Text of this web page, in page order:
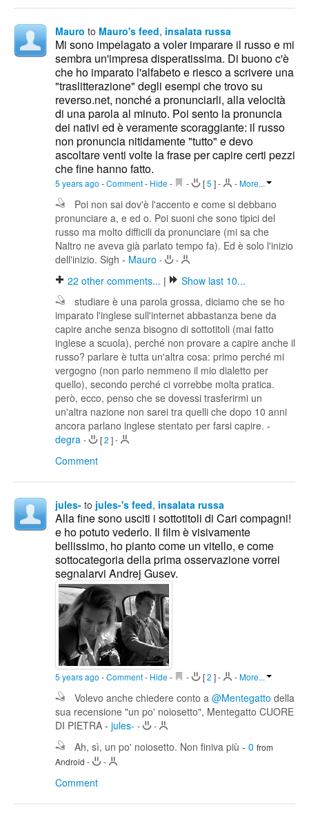
Mauro to Mauro's feed, insalata russa
Mi sono impelagato a voler imparare il russo e mi
sembra un'impresa disperatissima. Di buono c'è
che ho imparato l'alfabeto e riesco a scrivere una
"traslitterazione" degli esempi che trovo su
reverso.net, nonché a pronunciarli, alla velocità
di una parola al minuto. Poi sento la pronuncia
dei nativi ed è veramente scoraggiante: il russo
non pronuncia nitidamente "tutto" e devo
ascoltare venti volte la frase per capire certi pezzi
che fine hanno fatto.
5 years ago -Comment- Hide - - [5 ]- -More...
Poi non sai dov'è l'accento e come si debbano
pronunciare a, e ed o. Poi suoni che sono tipici del
russo ma molto difficili da pronunciare (mi sa che
Naltro ne aveva già parlato tempo fa). Ed è solo l'inizio
dell'inizio. Sigh - Mauro - -
22 other comments... |
Show last 10...
studiare è una parola grossa, diciamo che se ho
imparato l'inglese sull'internet abbastanza bene da
capire anche senza bisogno di sottotitoli (mai fatto
inglese a scuola), perché non provare a capire anche il
russo? parlare è tutta un'altra cosa: primo perché mi
vergogno (non parlo nemmeno il mio dialetto per
quello), secondo perché ci vorrebbe molta pratica.
però, ecco, penso che se dovessi trasferirmi un
un'altra nazione non sarei tra quelli che dopo 10 anni
ancora parlano inglese stentato per farsi capire. -
degra - [2 ]-
Comment
jules- to jules-'s feed, insalata russa
Alla fine sono usciti i sottotitoli di Cari compagni!
e ho potuto vederlo. Il film è visivamente
bellissimo, ho pianto come un vitello, e come
sottocategoria della prima osservazione vorrei
segnalarvi Andrej Gusev.
5 years ago -Comment- Hide - - [2 ]- -More...
Volevo anche chiedere conto a @Mentegatto della
sua recensione "un po' noiosetto", Mentegatto CUORE
DI PIETRA - jules- - -
Ah, sì, un po' noiosetto. Non finiva più - 0 from
Android - -
Comment